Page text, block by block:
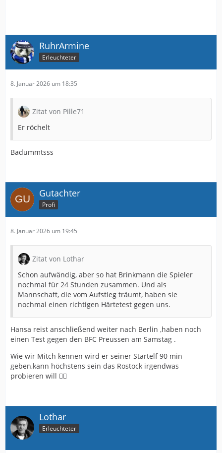
RuhrArmine
Erleuchteter
8. Januar 2026 um 18:35
Zitat von Pille71
Er röchelt
Badummtsss
Gutachter
Profi
8. Januar 2026 um 19:45
Zitat von Lothar
Schon aufwändig, aber so hat Brinkmann die Spieler
nochmal für 24 Stunden zusammen. Und als
Mannschaft, die vom Aufstieg träumt, haben sie
nochmal einen richtigen Härtetest gegen uns.
Hansa reist anschließend weiter nach Berlin ,haben noch
einen Test gegen den BFC Preussen am Samstag .
Wie wir Mitch kennen wird er seiner Startelf 90 min
geben,kann höchstens sein das Rostock irgendwas
probieren will 🤷‍♂️
Lothar
Erleuchteter